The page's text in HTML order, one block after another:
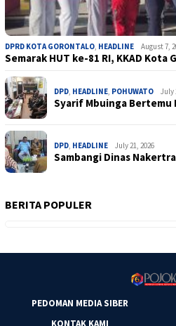
DPRD KOTA GORONTALO HEADLINE August 7,
Semarak HUT ke-81 RI, KKAD
DPD HEADLINE POHUWATO July
Syarif Mbuinga Bertemu
DPD HEADLINE July 21, 2026
Sambangi Dinas
BERITA POPULER
PEDOMAN MEDIA SIBER